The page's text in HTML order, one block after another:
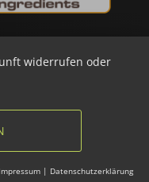
widerrufen oder
Impressum | Datenschutzerklärung